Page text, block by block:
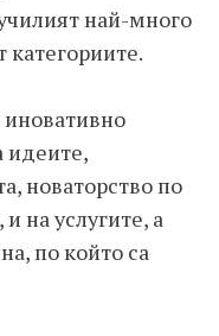
най-много
категориите.
идеите,
новаторство по
на услугите, а
по който са